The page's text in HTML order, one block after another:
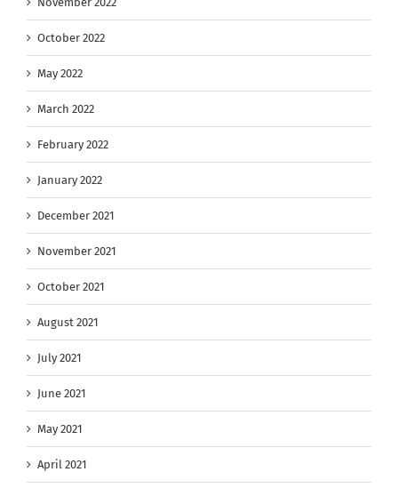
October 2022
May 2022
March 2022
February 2022
January 2022
December 2021
November 2021
October 2021
August 2021
July 2021
June 2021
May 2021
April 2021